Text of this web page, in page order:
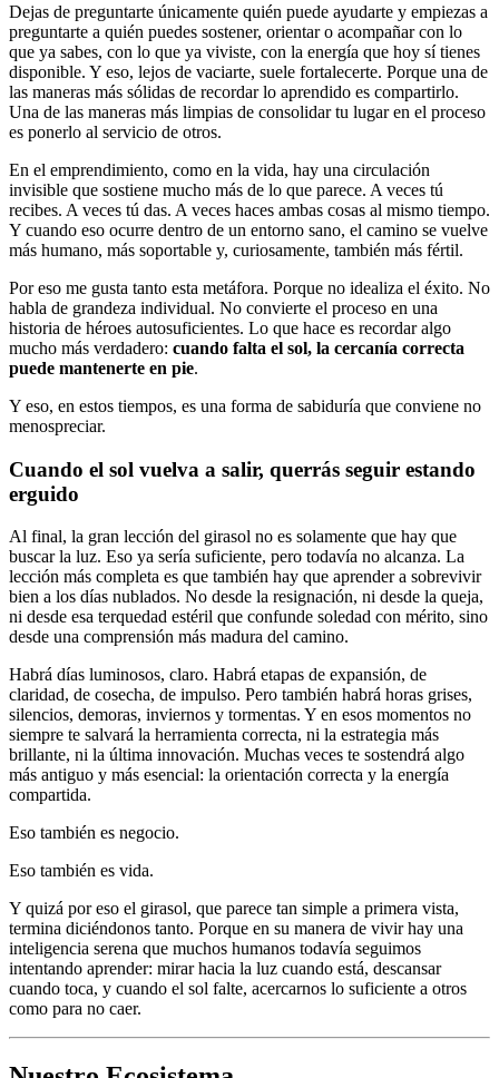
Dejas de preguntarte únicamente quién puede ayudarte y empiezas a
preguntarte a quién puedes sostener, orientar o acompañar con lo
que ya sabes, con lo que ya viviste, con la energía que hoy sí tienes
disponible. Y eso, lejos de vaciarte, suele fortalecerte. Porque una de
las maneras más sólidas de recordar lo aprendido es compartirlo.
Una de las maneras más limpias de consolidar tu lugar en el proceso
es ponerlo al servicio de otros.
En el emprendimiento, como en la vida, hay una circulación
invisible que sostiene mucho más de lo que parece. A veces tú
recibes. A veces tú das. A veces haces ambas cosas al mismo tiempo.
Y cuando eso ocurre dentro de un entorno sano, el camino se vuelve
más humano, más soportable y, curiosamente, también más fértil.
Por eso me gusta tanto esta metáfora. Porque no idealiza el éxito. No
habla de grandeza individual. No convierte el proceso en una
historia de héroes autosuficientes. Lo que hace es recordar algo
mucho más verdadero: cuando falta el sol, la cercanía correcta
puede mantenerte en pie.
Y eso, en estos tiempos, es una forma de sabiduría que conviene no
menospreciar.
Cuando el sol vuelva a salir, querrás seguir estando
erguido
Al final, la gran lección del girasol no es solamente que hay que
buscar la luz. Eso ya sería suficiente, pero todavía no alcanza. La
lección más completa es que también hay que aprender a sobrevivir
bien a los días nublados. No desde la resignación, ni desde la queja,
ni desde esa terquedad estéril que confunde soledad con mérito, sino
desde una comprensión más madura del camino.
Habrá días luminosos, claro. Habrá etapas de expansión, de
claridad, de cosecha, de impulso. Pero también habrá horas grises,
silencios, demoras, inviernos y tormentas. Y en esos momentos no
siempre te salvará la herramienta correcta, ni la estrategia más
brillante, ni la última innovación. Muchas veces te sostendrá algo
más antiguo y más esencial: la orientación correcta y la energía
compartida.
Eso también es negocio.
Eso también es vida.
Y quizá por eso el girasol, que parece tan simple a primera vista,
termina diciéndonos tanto. Porque en su manera de vivir hay una
inteligencia serena que muchos humanos todavía seguimos
intentando aprender: mirar hacia la luz cuando está, descansar
cuando toca, y cuando el sol falte, acercarnos lo suficiente a otros
como para no caer.